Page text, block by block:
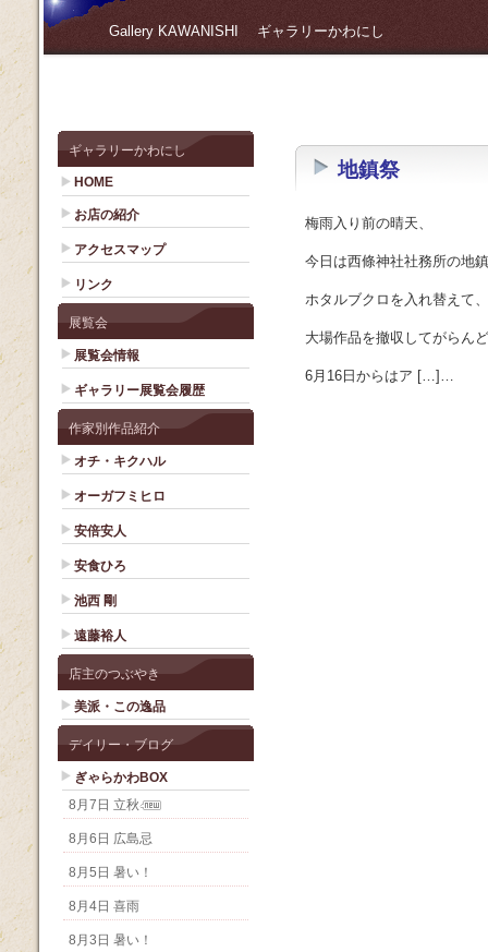
Gallery KAWANISHI ギャラリーかわにし
ギャラリーかわにし
HOME
お店の紹介
アクセスマップ
リンク
展覧会
展覧会情報
ギャラリー展覧会履歴
作家別作品紹介
オチ・キクハル
オーガフミヒロ
安倍安人
安食ひろ
池西 剛
遠藤裕人
店主のつぶやき
美派・この逸品
デイリー・ブログ
ぎゃらかわBOX
8月7日 立秋
8月6日 広島忌
8月5日 暑い！
8月4日 喜雨
8月3日 暑い！
地鎮祭
梅雨入り前の晴天、
今日は西條神社社務所の地
ホタルブクロを入れ替えて、
大場作品を撤収してがらん
6月16日からはア […]…